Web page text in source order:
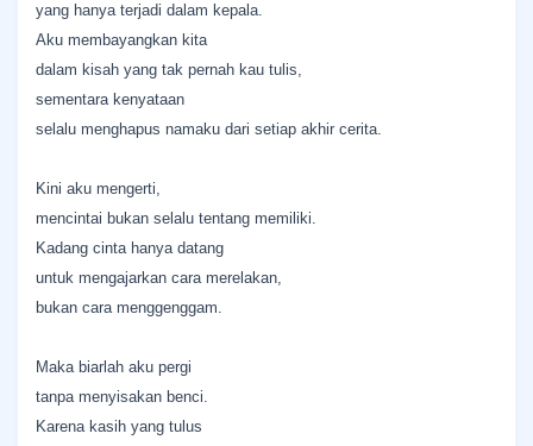
yang hanya terjadi dalam kepala.
Aku membayangkan kita
dalam kisah yang tak pernah kau tulis,
sementara kenyataan
selalu menghapus namaku dari setiap akhir cerita.
Kini aku mengerti,
mencintai bukan selalu tentang memiliki.
Kadang cinta hanya datang
untuk mengajarkan cara merelakan,
bukan cara menggenggam.
Maka biarlah aku pergi
tanpa menyisakan benci.
Karena kasih yang tulus